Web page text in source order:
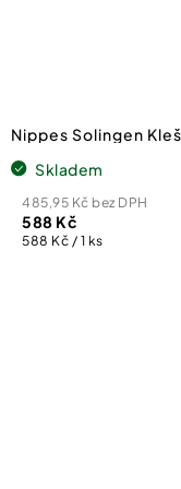
Nippes Solingen
Skladem
485,95 Kč bez DPH
588 Kč
Měrná
588 Kč / 1 ks